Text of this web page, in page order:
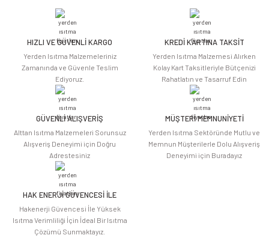
iletebilirsiniz.
Görüş ve önerileriniz için teşekkür ederiz.
Ürün açıklamasında eksik bilgiler bulunuyor.
Ürün bilgilerinde hatalar bulunuyor.
Ürün fiyatı diğer sitelerden daha pahalı.
Bu ürüne benzer farklı alternatifler olmalı.
HIZLI VE GÜVENLİ KARGO
Yerden Isıtma Malzemeleriniz
Zamanında ve Güvenle Teslim
Ediyoruz.
KREDİ KARTINA TAKSİT
Yerden Isıtma Malzemesi Alırken
Kolay Kart Taksitleriyle Bütçenizi
Rahatlatın ve Tasarruf Edin
GÜVENLİ ALIŞVERİŞ
Alttan Isıtma Malzemeleri Sorunsuz
Alışveriş Deneyimi için Doğru
Adrestesiniz
MÜŞTERİ MEMNUNİYETİ
Yerden Isıtma Sektöründe Mutlu ve
Memnun Müşterilerle Dolu Alışveriş
Deneyimi için Buradayız
HAK ENERJİ GÜVENCESİ İLE
Hakenerji Güvencesi İle Yüksek
Isıtma Verimliliği İçin İdeal Bir Isıtma
Çözümü Sunmaktayız.